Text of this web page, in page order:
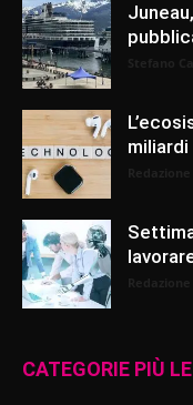
CATEGORIE PIÙ